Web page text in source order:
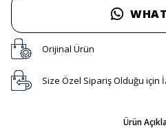
Orijinal Ürün
Size Özel Sipariş Olduğu için
Ürün